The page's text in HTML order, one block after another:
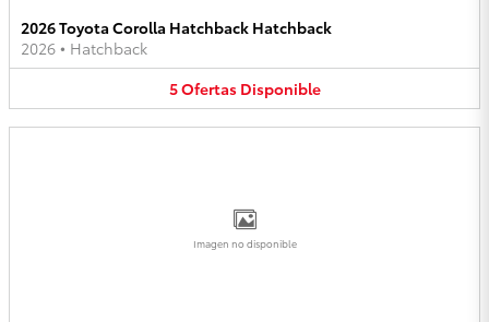
2026 Toyota Corolla Hatchback Hatchback
2026 • Hatchback
5Ofertas Disponible
Imagen no disponible